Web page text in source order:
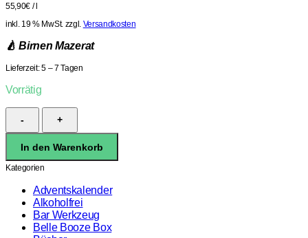
55,90€ /l
inkl. 19 % MwSt. zzgl. Versandkosten
🍐 Birnen Mazerat
Lieferzeit:5 – 7 Tagen
Vorrätig
The
Mosel
Distillers
Williams
Christ
Birne
40%
0,5l
Menge
In den Warenkorb
Kategorien
Adventskalender
Alkoholfrei
Bar Werkzeug
Belle Booze Box